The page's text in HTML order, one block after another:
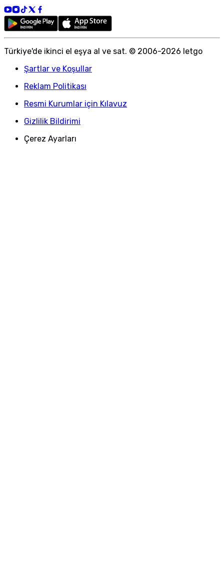
Türkiye'de ikinci el eşya al ve sat. © 2006-2026 letgo
Şartlar ve Koşullar
Reklam Politikası
Resmi Kurumlar için Kılavuz
Gizlilik Bildirimi
Çerez Ayarları